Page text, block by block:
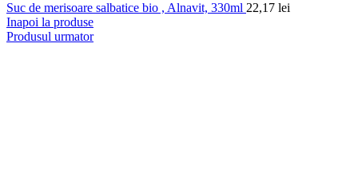
Suc de merisoare salbatice bio , Alnavit, 330ml 22,17 lei
Inapoi la produse
Produsul urmator